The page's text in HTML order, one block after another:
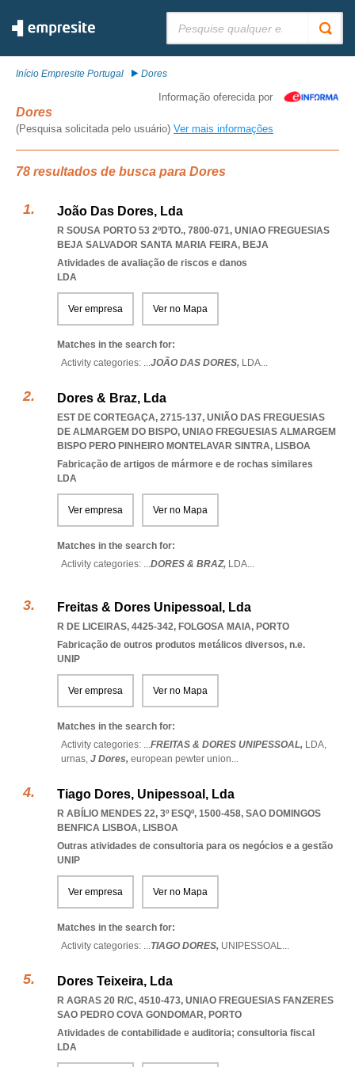
Início Empresite Portugal Dores
Informação oferecida por
Dores
(Pesquisa solicitada pelo usuário) Ver mais informações
78 resultados de busca para Dores
João Das Dores, Lda
R SOUSA PORTO 53 2ºDTO., 7800-071, UNIAO FREGUESIAS
BEJA SALVADOR SANTA MARIA FEIRA, BEJA
Atividades de avaliação de riscos e danos
LDA
Ver empresa Ver no Mapa
Matches in the search for:
Activity categories: ...JOÃO DAS DORES, LDA...
Dores & Braz, Lda
EST DE CORTEGAÇA, 2715-137, UNIÃO DAS FREGUESIAS
DE ALMARGEM DO BISPO, UNIAO FREGUESIAS ALMARGEM
BISPO PERO PINHEIRO MONTELAVAR SINTRA, LISBOA
Fabricação de artigos de mármore e de rochas similares
LDA
Ver empresa Ver no Mapa
Matches in the search for:
Activity categories: ...DORES & BRAZ, LDA...
Freitas & Dores Unipessoal, Lda
R DE LICEIRAS, 4425-342, FOLGOSA MAIA, PORTO
Fabricação de outros produtos metálicos diversos, n.e.
UNIP
Ver empresa Ver no Mapa
Matches in the search for:
Activity categories: ...FREITAS & DORES UNIPESSOAL, LDA,
urnas, J Dores, european pewter union...
Tiago Dores, Unipessoal, Lda
R ABÍLIO MENDES 22, 3º ESQº, 1500-458, SAO DOMINGOS
BENFICA LISBOA, LISBOA
Outras atividades de consultoria para os negócios e a gestão
UNIP
Ver empresa Ver no Mapa
Matches in the search for:
Activity categories: ...TIAGO DORES, UNIPESSOAL...
Dores Teixeira, Lda
R AGRAS 20 R/C, 4510-473, UNIAO FREGUESIAS FANZERES
SAO PEDRO COVA GONDOMAR, PORTO
Atividades de contabilidade e auditoria; consultoria fiscal
LDA